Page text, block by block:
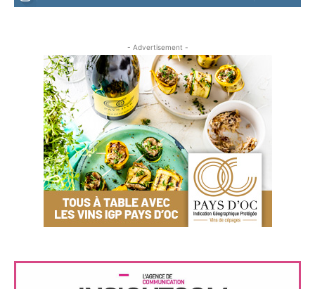
- Advertisement -